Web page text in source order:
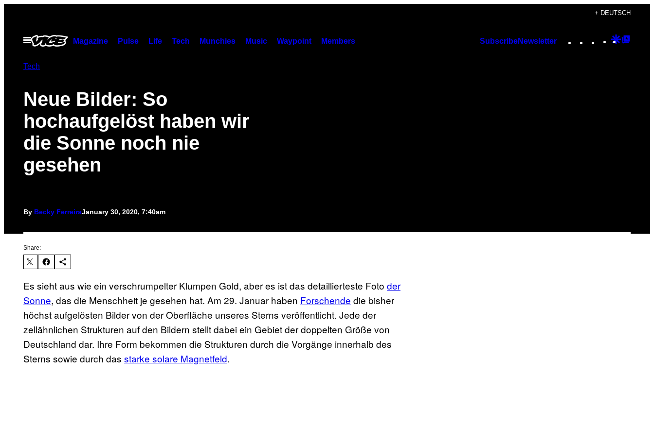
content
+ DEUTSCH
Open
Menu
Magazine Pulse Life Tech Munchies Music Waypoint Members SubscribeNewsletter Instagram
TikTok
YouTube
Google
Tech
Neue Bilder: So
hochaufgelöst haben wir
die Sonne noch nie
gesehen
By Becky FerreiraJanuary 30, 2020, 7:40am
Share:
Es sieht aus wie ein verschrumpelter Klumpen Gold, aber es ist das detaillierteste Foto der
Sonne, das die Menschheit je gesehen hat. Am 29. Januar haben Forschende die bisher
höchst aufgelösten Bilder von der Oberfläche unseres Sterns veröffentlicht. Jede der
zellähnlichen Strukturen auf den Bildern stellt dabei ein Gebiet der doppelten Größe von
Deutschland dar. Ihre Form bekommen die Strukturen durch die Vorgänge innerhalb des
Sterns sowie durch das starke solare Magnetfeld.